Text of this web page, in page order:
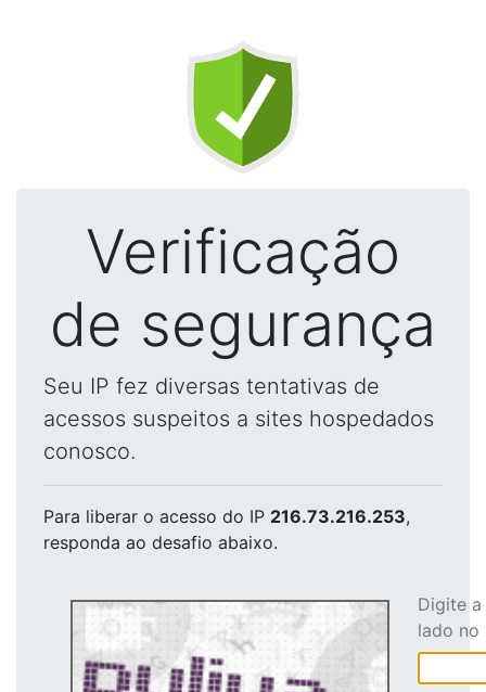
Verificação
de segurança
Seu IP fez diversas tentativas de
acessos suspeitos a sites hospedados
conosco.
Para liberar o acesso do IP 216.73.216.253,
responda ao desafio abaixo.
Digite
lado no